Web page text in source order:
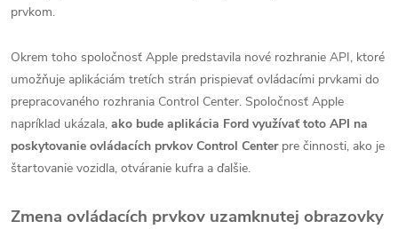
prvkom.
Okrem toho spoločnosť Apple predstavila nové rozhranie API, ktoré
umožňuje aplikáciám tretích strán prispievať ovládacími prvkami do
prepracovaného rozhrania Control Center. Spoločnosť Apple
napríklad ukázala, ako bude aplikácia Ford využívať toto API na
poskytovanie ovládacích prvkov Control Centerpre činnosti, ako je
štartovanie vozidla, otváranie kufra a ďalšie.
Zmena ovládacích prvkov uzamknutej obrazovky